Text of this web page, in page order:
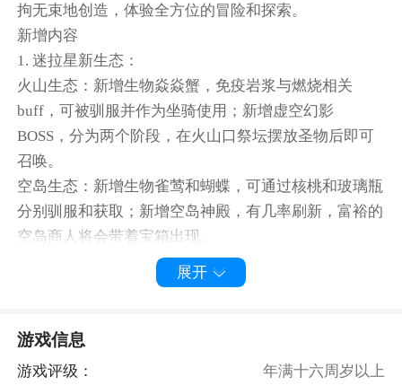
拘无束地创造，体验全方位的冒险和探索。
新增内容
1. 迷拉星新生态：
火山生态：新增生物焱焱蟹，免疫岩浆与燃烧相关
buff，可被驯服并作为坐骑使用；新增虚空幻影
BOSS，分为两个阶段，在火山口祭坛摆放圣物后即可
召唤。
空岛生态：新增生物雀莺和蝴蝶，可通过核桃和玻璃瓶
分别驯服和获取；新增空岛神殿，有几率刷新，富裕的
空岛商人将会带着宝箱出现。
新增星站，可实现星球传送；迷拉星、烈焰星、萌眼星
挑战虚空幻影BOSS。
3. 符文镶嵌：
展开
游戏信息
游戏评级： 年满十六周岁以上